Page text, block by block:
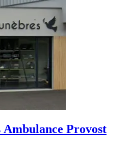
Ambulance Provost